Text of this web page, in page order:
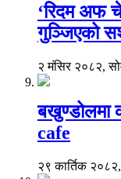
‘रिदम अफ
गुञ्जिएको
२ मंसिर २०८२,
बखुण्डोलमा
cafe
२९ कार्तिक